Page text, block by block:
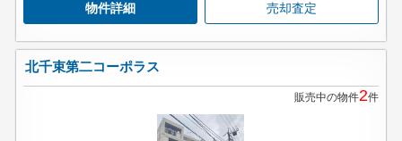
物件詳細 売却査定
北千束第二コーポラス
販売中の物件2件